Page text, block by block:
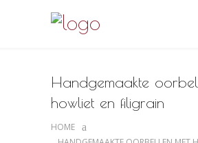
Handgemaakte
howliet en filigrain
HOME